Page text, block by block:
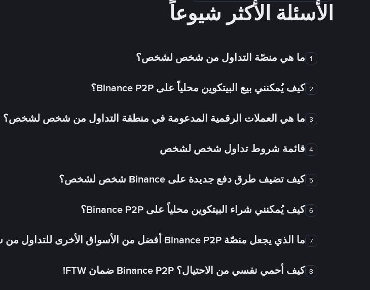
الأسئلة الأكثر شيوعاً
1 ما هي منصّة التداول من شخص لشخص؟
2 كيف يُمكنني بيع البيتكوين محلياً على Binance P2P؟
3 ما هي العملات الرقمية المدعومة في منطقة التداول من شخص لشخص؟
4 قائمة شروط تداول شخص لشخص
5 كيف تضيف طرق دفع جديدة على Binance شخص لشخص؟
6 كيف يُمكنني شراء البيتكوين محلياً على Binance P2P؟
7 ما الذي يجعل منصّة Binance P2P أفضل من الأسواق الأخرى للتداول من شخص لشخص؟
8 كيف أحمي نفسي من الاحتيال؟ Binance P2P ضمان FTW!